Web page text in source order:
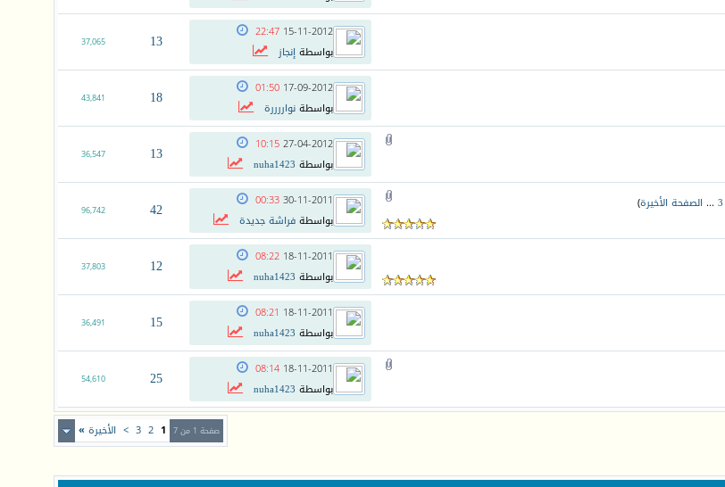
15-11-2012
22:47
بواسطةإنجاز 13
37,065
17-09-2012
01:50
بواسطةنواررررة 18
43,841
27-04-2012
10:15
بواسطة nuha1423
13
36,547
3
... الصفحة الأخيرة)
30-11-2011
00:33
بواسطةفراشة جديدة 42
96,742
18-11-2011
08:22
بواسطة nuha1423
12
37,803
18-11-2011
08:21
بواسطة nuha1423
15
36,491
18-11-2011
08:14
بواسطة nuha1423
25
54,610
صفحة 1 من 7 1
2
3
> الأخيرة »